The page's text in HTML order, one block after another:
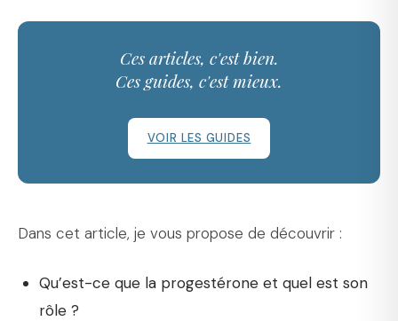
Ces articles, c'est bien.
Ces guides, c'est mieux.
VOIR LES GUIDES
Dans cet article, je vous propose de découvrir :
Qu’est-ce que la progestérone et quel est son
rôle ?